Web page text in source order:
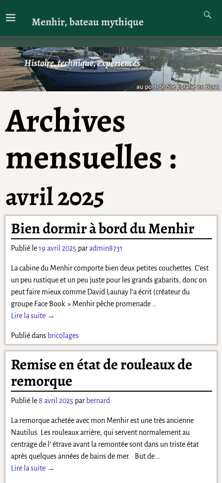
Menhir, bateau mythique
Histoire, technique, expériences
Archives
mensuelles :
avril 2025
Bien dormir à bord du Menhir
Publié le19 avril 2025 paradmin8731
La cabine du Menhir comporte bien deux petites couchettes. C’est
un peu rustique et un peu juste pour les grands gabarits, donc on
peut faire mieux comme David Launay l’a écrit (créateur du
groupe Face Book » Menhir pêche promenade
Lire la suite →
Publié dans bricolages
Remise en état de rouleaux de
remorque
Publié le8 avril 2025 par bernard
La remorque achetée avec mon Menhir est une très ancienne
Nautilus. Les rouleaux arrière, qui servent normalement au
centrage de l’ étrave avant la remontée sont dans un triste état
après quelques années de bains de mer. But de
Lire la suite →